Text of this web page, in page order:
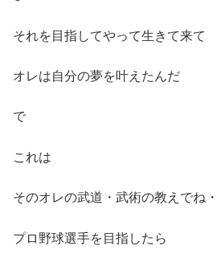
それを目指してやって生きて来て
オレは自分の夢を叶えたんだ
で
これは
そのオレの武道・武術の教えでね・
プロ野球選手を目指したら